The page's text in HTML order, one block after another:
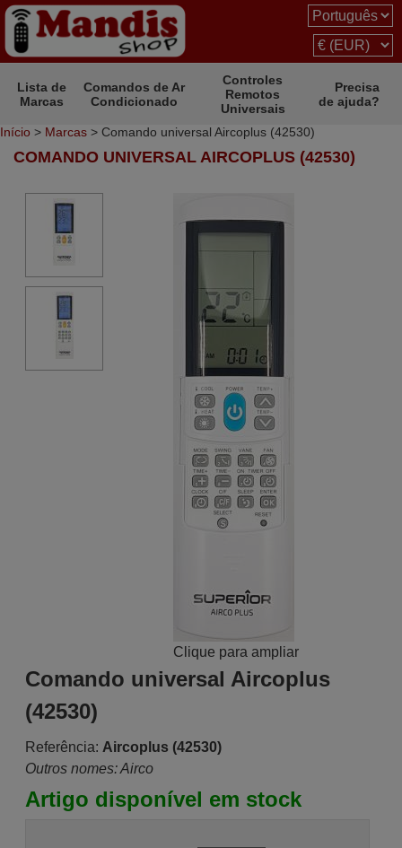
Lista de
Marcas
Comandos de Ar
Condicionado
Controles
Remotos
Universais
Precisa
de ajuda?
Início > Marcas > Comando universal Aircoplus (42530)
COMANDO UNIVERSAL AIRCOPLUS (42530)
Clique para ampliar
Comando universal Aircoplus
(42530)
Referência: Aircoplus (42530)
Outros nomes: Airco
Artigo disponível em stock